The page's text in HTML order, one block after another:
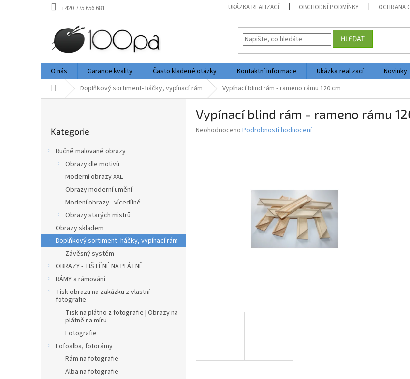
na
+420 775 656 681 UKÁZKA REALIZACÍ OBCHODNÍ PODMÍNKY OCHRANA
HLEDAT
O nás Garance kvality Často kladené otázky Kontaktní informace Ukázka realizací
Novinky
Domů Doplňkový sortiment- háčky, vypínací rám Vypínací blind rám - rameno rámu 120 cm
e
l
kategorie
Kategorie
Ručně malované obrazy
Obrazy dle motivů
Moderní obrazy XXL
Obrazy moderní umění
Modení obrazy - vícedílné
Obrazy starých mistrů
Obrazy skladem
Doplňkový sortiment- háčky, vypínací rám
Závěsný systém
OBRAZY - TIŠTĚNÉ NA PLÁTNĚ
RÁMY a rámování
Tisk obrazu na zakázku z vlastní
fotografie
Tisk na plátno z fotografie | Obrazy na
plátně na míru
Fotografie
Fofoalba, fotorámy
Rám na fotografie
Alba na fotografie
Vypínací blind rám - rameno rámu
Průměrné
Neohodnoceno Podrobnosti hodnocení